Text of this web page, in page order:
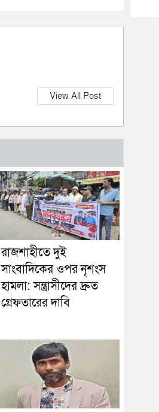
View All Post
রাজশাহীতে দুই
সাংবাদিকের ওপর নৃশংস
হামলা: সন্ত্রাসীদের দ্রুত
গ্রেফতারের দাবি